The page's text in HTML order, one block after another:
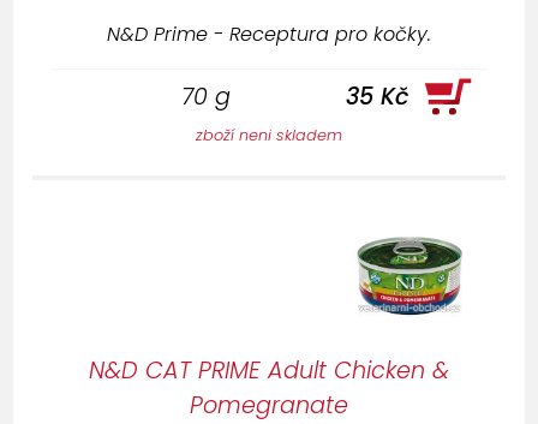
N&D Prime - Receptura pro kočky.
70 g 35 Kč
zboží neni skladem
N&D CAT PRIME Adult Chicken &
Pomegranate